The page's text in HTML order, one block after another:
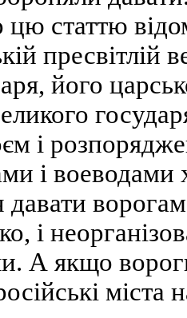
статтю
пресвітлій
його
і
і воеводами
давати
і
А якщо
міста